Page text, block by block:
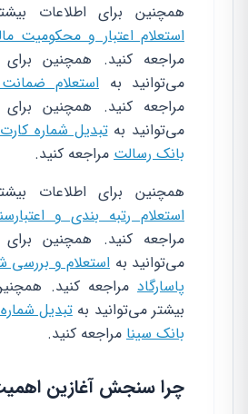
همچنین برای اطلاعات
استعلام اعتبار و محکومیت
مراجعه کنید. همچنین برای
می‌توانید به استعلام
مراجعه کنید. همچنین برای
می‌توانید بهتبدیل شماره
بانک رسالت مراجعه کنید.
همچنین برای اطلاعات
استعلام رتبه بندی و
مراجعه کنید. همچنین برای
می‌توانید به استعلام و بررسی
پاسارگاد مراجعه کنید.
بیشتر می‌توانید بهتبدیل
بانک سینا مراجعه کنید.
چرا سنجش آغازین